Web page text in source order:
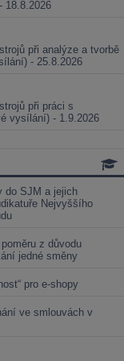
18.8.2026
při analýze a tvorbě
- 25.8.2026
při práci s
vysílání) - 1.9.2026
do SJM a jejich
Nejvyššího
z důvodu
jedné směny
pro e-shopy
ve smlouvách v